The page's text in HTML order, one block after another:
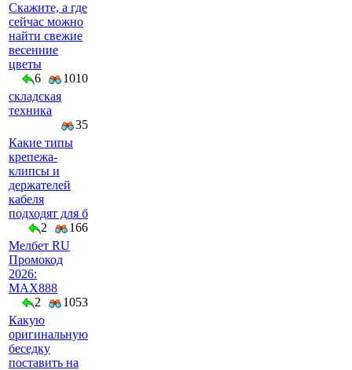
Скажите, а где
сейчас можно
найти свежие
весенние
цветы
6
1010
складская
техника
35
Какие типы
крепежа-
клипсы и
держателей
кабеля
подходят для б
2
166
Мелбет RU
Промокод
2026:
MAX888
2
1053
Какую
оригинальную
беседку
поставить на